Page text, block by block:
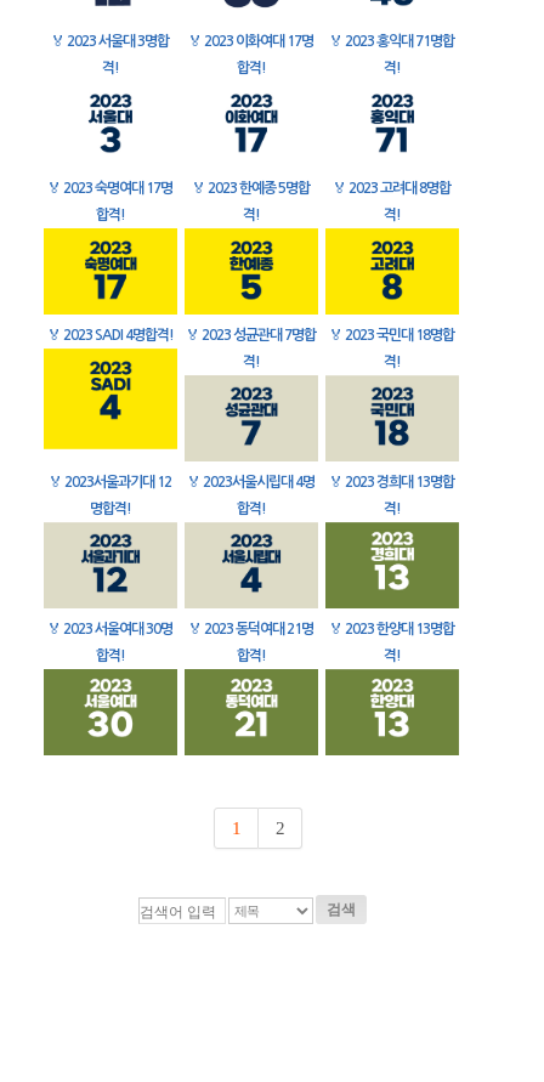
🏅 2023 서울대 3명합
격!
🏅 2023 이화여대 17명
합격!
🏅 2023 홍익대 71명합
격!
🏅 2023 숙명여대 17명
합격!
🏅 2023 한예종 5명합
격!
🏅 2023 고려대 8명합
격!
🏅 2023 SADI 4명합격! 🏅 2023 성균관대 7명합
격!
🏅 2023 국민대 18명합
격!
🏅 2023서울과기대 12
명합격!
🏅 2023서울시립대 4명
합격!
🏅 2023 경희대 13명합
격!
🏅 2023 서울여대 30명
합격!
🏅 2023 동덕여대 21명
합격!
🏅 2023 한양대 13명합
격!
1 2
검색